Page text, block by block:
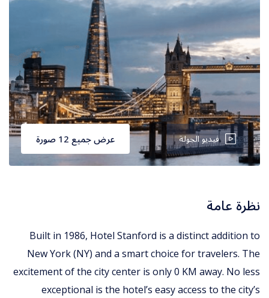
فيديو الجولة عرض جميع 12 صورة
نظرة عامة
Built in 1986, Hotel Stanford is a distinct addition to
New York (NY) and a smart choice for travelers. The
excitement of the city center is only 0 KM away. No less
exceptional is the hotel’s easy access to the city’s